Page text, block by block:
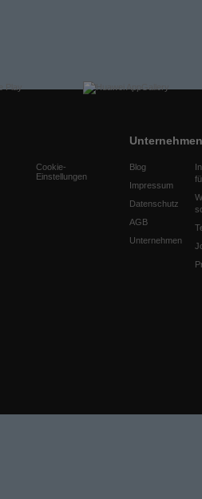
Cookie-
Einstellungen
Unternehmen
Blog
Impressum
Datenschutz
AGB
Unternehmen